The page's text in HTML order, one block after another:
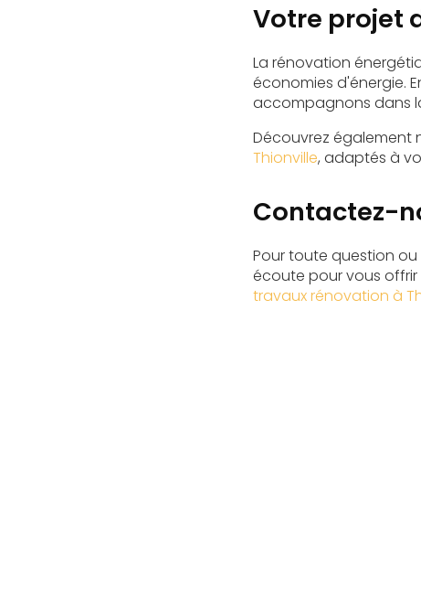
Votre projet
La rénovation
économies d'énergie.
accompagnons dans
Découvrez également
Thionville, adaptés à
Contactez-
Pour toute question
écoute pour vous offrir
travaux rénovation à